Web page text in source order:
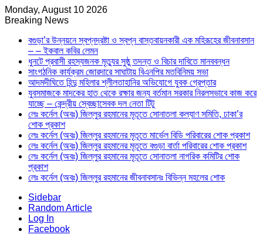
Monday, August 10 2026
Breaking News
বগুড়া’র উন্নয়নে স্বপ্নদ্রষ্টা ও স্বপ্ন বাস্তবায়নকারী এক মহিরূহের জীবনাবসান
– – ইকবাল কবির লেমন
ধুনটে প্রবাসী রহস্যজনক মৃত্যুর সুষ্ঠু তদন্ত ও বিচার দাবিতে মানববন্ধন
সাংগঠনিক কার্যক্রম জোরদারে সাঘাটায় বিএনপির মতবিনিময় সভা
আদমদীঘিতে হিন্দু মহিলার শ্লীলতাহানির অভিযোগে যুবক গ্রেপ্তার
যুবসমাজকে মাদকের হাত থেকে রক্ষার জন্য বর্তমান সরকার নিরলসভাবে কাজ করে
যাচ্ছে – কেন্দ্রীয় স্বেচ্ছাসেবক দল নেতা টিটু
লেঃ কর্নেল (অবঃ) জিল্লুর রহমানের মৃতূতে সোনাতলা কল্যাণ সমিতি, ঢাকা’র
শোক প্রকাশ
লেঃ কর্নেল (অবঃ) জিল্লুর রহমানের মৃতূতে মার্ভেল বিডি পরিবারের শোক প্রকাশ
লেঃ কর্নেল (অবঃ) জিল্লুর রহমানের মৃতূতে বগুড়া বার্তা পরিবারের শোক প্রকাশ
লেঃ কর্নেল (অবঃ) জিল্লুর রহমানের মৃতূতে সোনাতলা নাগরিক কমিটির শোক
প্রকাশ
লেঃ কর্নেল (অবঃ) জিল্লুর রহমানের জীবনাবসানঃ বিভিন্ন মহলের শোক
Sidebar
Random Article
Log In
Facebook